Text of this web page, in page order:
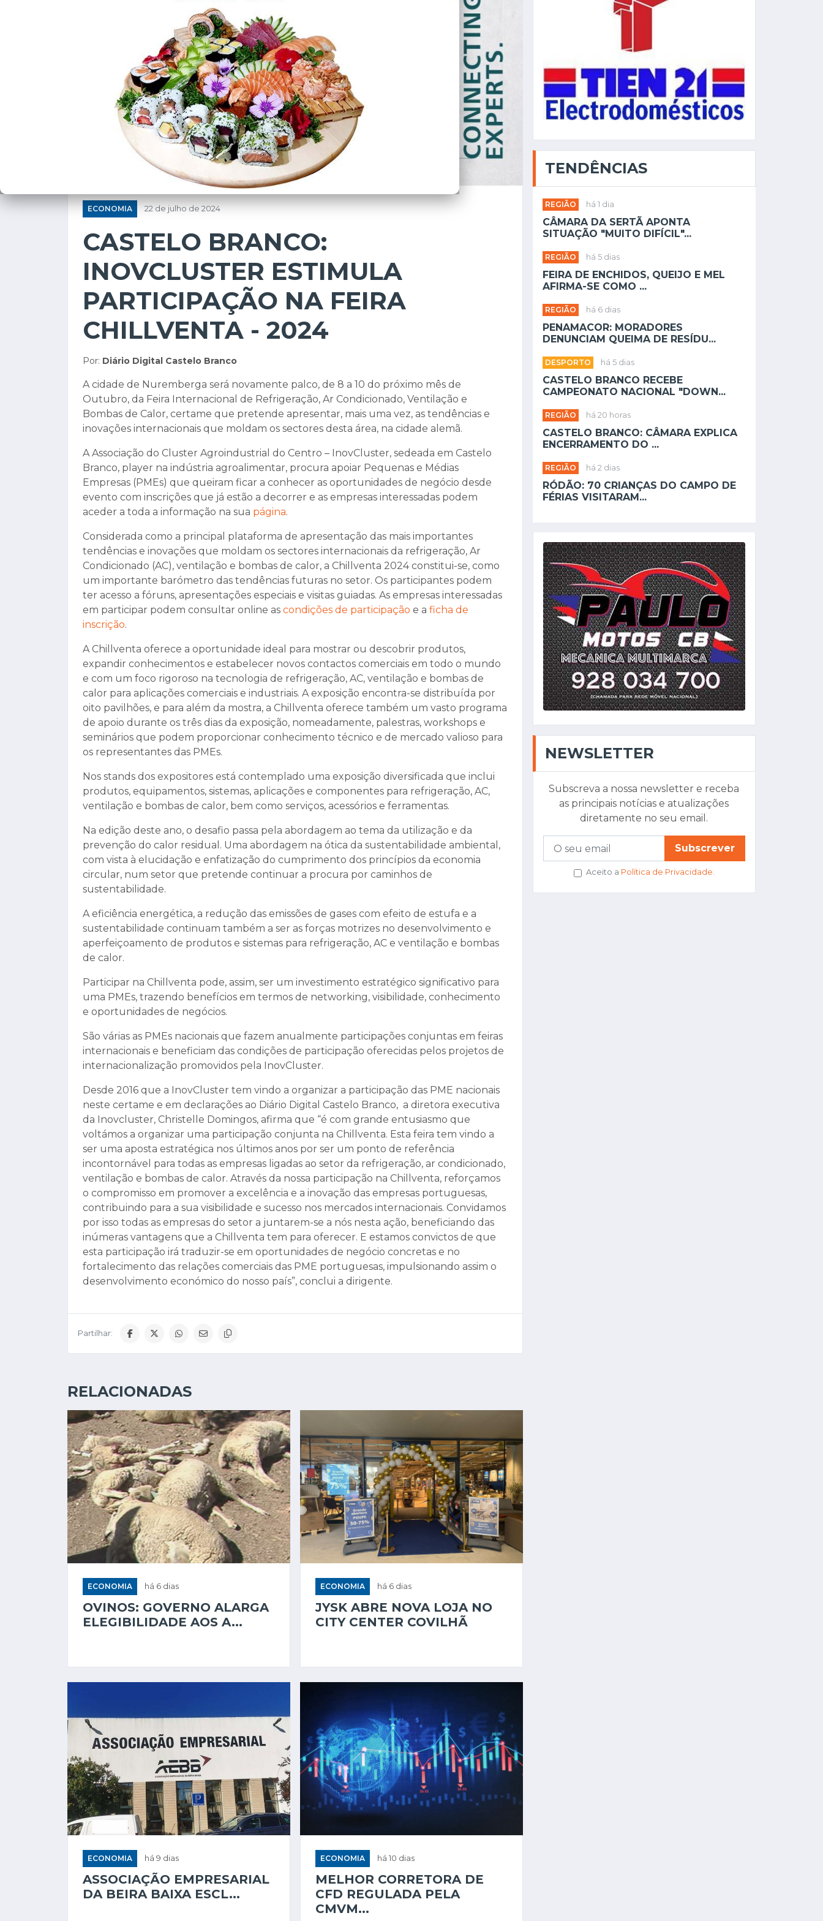
ECONOMIA 22 de julho de 2024
CASTELO BRANCO:
INOVCLUSTER ESTIMULA
PARTICIPAÇÃO NA FEIRA
CHILLVENTA - 2024
Por: Diário Digital Castelo Branco
A cidade de Nuremberga será novamente palco, de 8 a 10 do próximo mês de
Outubro, da Feira Internacional de Refrigeração, Ar Condicionado, Ventilação e
Bombas de Calor, certame que pretende apresentar, mais uma vez, as tendências e
inovações internacionais que moldam os sectores desta área, na cidade alemã.
A Associação do Cluster Agroindustrial do Centro – InovCluster, sedeada em Castelo
Branco, player na indústria agroalimentar, procura apoiar Pequenas e Médias
Empresas (PMEs) que queiram ficar a conhecer as oportunidades de negócio desde
evento com inscrições que já estão a decorrer e as empresas interessadas podem
aceder a toda a informação na sua página.
Considerada como a principal plataforma de apresentação das mais importantes
tendências e inovações que moldam os sectores internacionais da refrigeração, Ar
Condicionado (AC), ventilação e bombas de calor, a Chillventa 2024 constitui-se, como
um importante barómetro das tendências futuras no setor. Os participantes podem
ter acesso a fóruns, apresentações especiais e visitas guiadas. As empresas interessadas
em participar podem consultar online as condições de participação e a ficha de
inscrição.
A Chillventa oferece a oportunidade ideal para mostrar ou descobrir produtos,
expandir conhecimentos e estabelecer novos contactos comerciais em todo o mundo
e com um foco rigoroso na tecnologia de refrigeração, AC, ventilação e bombas de
calor para aplicações comerciais e industriais. A exposição encontra-se distribuída por
oito pavilhões, e para além da mostra, a Chillventa oferece também um vasto programa
de apoio durante os três dias da exposição, nomeadamente, palestras, workshops e
seminários que podem proporcionar conhecimento técnico e de mercado valioso para
os representantes das PMEs.
Nos stands dos expositores está contemplado uma exposição diversificada que inclui
produtos, equipamentos, sistemas, aplicações e componentes para refrigeração, AC,
ventilação e bombas de calor, bem como serviços, acessórios e ferramentas.
Na edição deste ano, o desafio passa pela abordagem ao tema da utilização e da
prevenção do calor residual. Uma abordagem na ótica da sustentabilidade ambiental,
com vista à elucidação e enfatização do cumprimento dos princípios da economia
circular, num setor que pretende continuar a procura por caminhos de
sustentabilidade.
A eficiência energética, a redução das emissões de gases com efeito de estufa e a
sustentabilidade continuam também a ser as forças motrizes no desenvolvimento e
aperfeiçoamento de produtos e sistemas para refrigeração, AC e ventilação e bombas
de calor.
Participar na Chillventa pode, assim, ser um investimento estratégico significativo para
uma PMEs, trazendo benefícios em termos de networking, visibilidade, conhecimento
e oportunidades de negócios.
São várias as PMEs nacionais que fazem anualmente participações conjuntas em feiras
internacionais e beneficiam das condições de participação oferecidas pelos projetos de
internacionalização promovidos pela InovCluster.
Desde 2016 que a InovCluster tem vindo a organizar a participação das PME nacionais
neste certame e em declarações ao Diário Digital Castelo Branco, a diretora executiva
da Inovcluster, Christelle Domingos, afirma que “é com grande entusiasmo que
voltámos a organizar uma participação conjunta na Chillventa. Esta feira tem vindo a
ser uma aposta estratégica nos últimos anos por ser um ponto de referência
incontornável para todas as empresas ligadas ao setor da refrigeração, ar condicionado,
ventilação e bombas de calor. Através da nossa participação na Chillventa, reforçamos
o compromisso em promover a excelência e a inovação das empresas portuguesas,
contribuindo para a sua visibilidade e sucesso nos mercados internacionais. Convidamos
por isso todas as empresas do setor a juntarem-se a nós nesta ação, beneficiando das
inúmeras vantagens que a Chillventa tem para oferecer. E estamos convictos de que
esta participação irá traduzir-se em oportunidades de negócio concretas e no
fortalecimento das relações comerciais das PME portuguesas, impulsionando assim o
desenvolvimento económico do nosso país”, conclui a dirigente.
Partilhar:
RELACIONADAS
ECONOMIA há 6 dias
OVINOS: GOVERNO ALARGA
ELEGIBILIDADE AOS A...
ECONOMIA há 6 dias
JYSK ABRE NOVA LOJA NO
CITY CENTER COVILHÃ
ECONOMIA há 9 dias
ASSOCIAÇÃO EMPRESARIAL
DA BEIRA BAIXA ESCL...
ECONOMIA há 10 dias
MELHOR CORRETORA DE
CFD REGULADA PELA
CMVM...
TENDÊNCIAS
REGIÃO há 1 dia
CÂMARA DA SERTÃ APONTA
SITUAÇÃO "MUITO DIFÍCIL"...
REGIÃO há 5 dias
FEIRA DE ENCHIDOS, QUEIJO E MEL
AFIRMA-SE COMO ...
REGIÃO há 6 dias
PENAMACOR: MORADORES
DENUNCIAM QUEIMA DE RESÍDU...
DESPORTO há 5 dias
CASTELO BRANCO RECEBE
CAMPEONATO NACIONAL "DOWN...
REGIÃO há 20 horas
CASTELO BRANCO: CÂMARA EXPLICA
ENCERRAMENTO DO ...
REGIÃO há 2 dias
RÓDÃO: 70 CRIANÇAS DO CAMPO DE
FÉRIAS VISITARAM...
NEWSLETTER
Subscreva a nossa newsletter e receba
as principais notícias e atualizações
diretamente no seu email.
Subscrever
Aceito a Política de Privacidade.